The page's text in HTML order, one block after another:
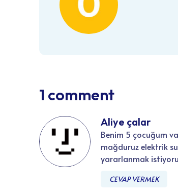
1 comment
Benim 5 çocuğum
mağduruz elektrik
yararlanmak
Aliye çalar
CEVAP VERMEK